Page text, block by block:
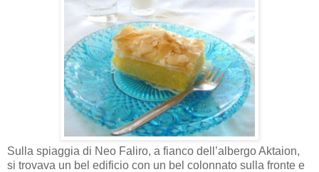
Sulla spiaggia di Neo Faliro, a fianco dell’albergo Aktaion,
si trovava un bel edificio con un bel colonnato sulla fronte e